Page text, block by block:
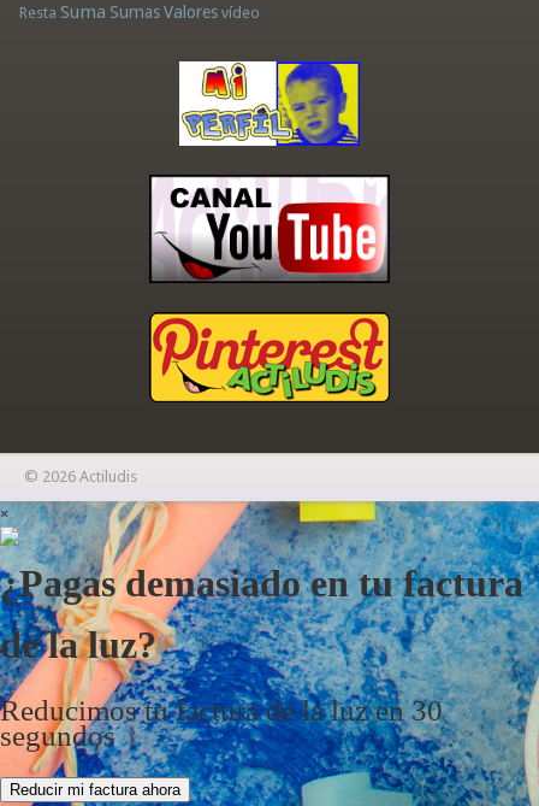
Resta Suma Sumas Valores vídeo
© 2026 Actiludis
×
¿Pagas demasiado en tu factura
de la luz?
Reducimos tu factura de la luz en 30
segundos
Reducir mi factura ahora